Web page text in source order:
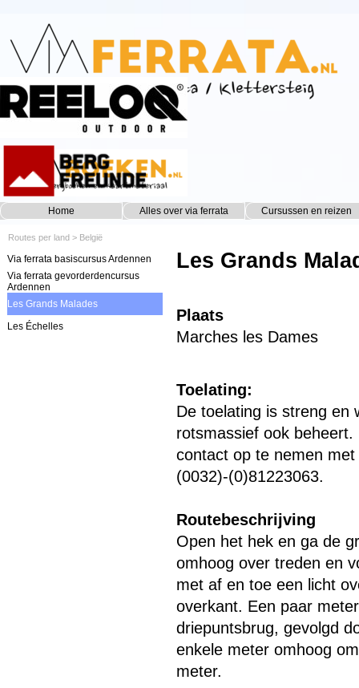
Home Alles over via ferrata ▼
Cursussen en reizen
Routes per land > België
Via ferrata basiscursus Ardennen
Via ferrata gevorderdencursus
Ardennen
Les Grands Malades
Les Échelles
Les Grands
Plaats
Marches les Dames
Toelating:
De toelating is streng en
rotsmassief ook
contact op te nemen
(0032)-(0)81223063.
Routebeschrijving
Open het hek en ga de
omhoog over treden en
met af en toe een licht
overkant. Een paar
driepuntsbrug, gevolgd
enkele meter omhoog
meter.